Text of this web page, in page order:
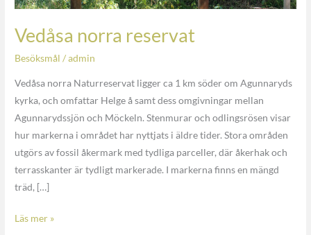
Vedåsa norra reservat
Besöksmål /admin
Vedåsa norra Naturreservat ligger ca 1 km söder om Agunnaryds
kyrka, och omfattar Helge å samt dess omgivningar mellan
Agunnarydssjön och Möckeln. Stenmurar och odlingsrösen visar
hur markerna i området har nyttjats i äldre tider. Stora områden
utgörs av fossil åkermark med tydliga parceller, där åkerhak och
terrasskanter är tydligt markerade. I markerna finns en mängd
träd, […]
Läs mer »